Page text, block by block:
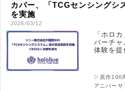
カバー、「TCGセンシングシ
を実施
2026/03/12
「ホロ
バーチャ
体験を提
▷原作100
アニバーサ